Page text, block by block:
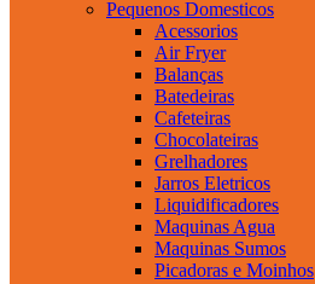
Pequenos Domesticos
Acessorios
Air Fryer
Balanças
Batedeiras
Cafeteiras
Chocolateiras
Grelhadores
Jarros Eletricos
Liquidificadores
Maquinas Agua
Maquinas Sumos
Picadoras e Moinhos